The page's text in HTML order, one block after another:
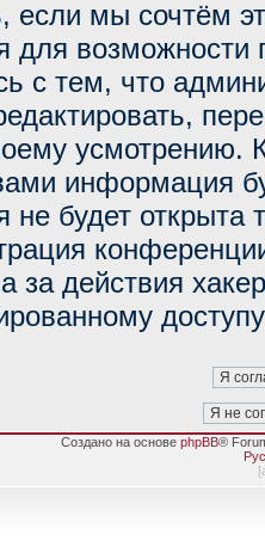
если мы сочтём
для возможности
с тем, что
усмотрению.
информация
будет открыта
за действия
Создано на основе phpBB®
[